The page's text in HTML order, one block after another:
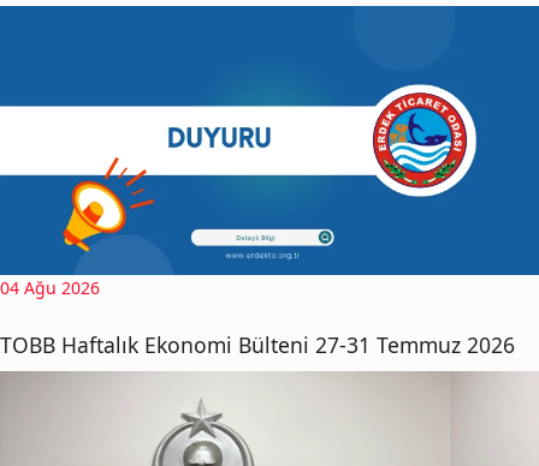
04 Ağu 2026
TOBB Haftalık Ekonomi Bülteni 27-31 Temmuz 2026